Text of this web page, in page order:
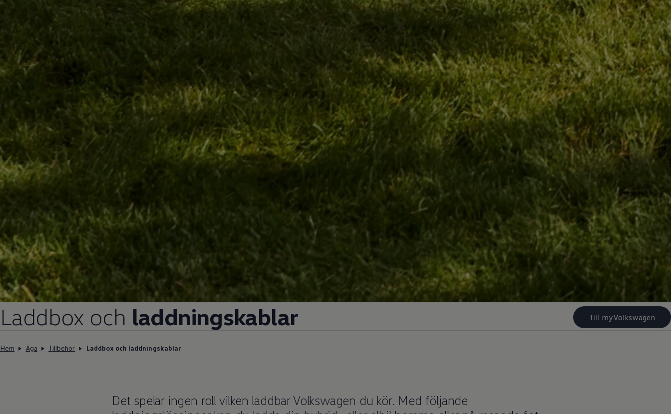
Sponsring
Skidskytte
Motorsport
Sveriges Olympiska Kommitté
Nyheter
Innovation
Laddning
Säkerhet
Reportage
Om magasinet
Hållbarhet
Kontakta oss
WLTP
Broschyrarkiv
Laddbox och laddningskablar Till myVolkswagen
Hem Äga Tillbehör Laddbox och laddningskablar
Det spelar ingen roll vilken laddbarVolkswagen du kör. Med följande